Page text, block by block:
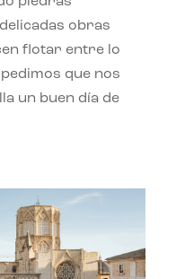
obras
flotar entre lo
que nos
un buen día de